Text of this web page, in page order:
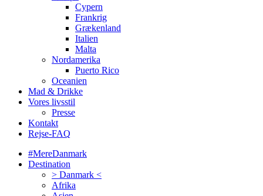
Cypern
Frankrig
Grækenland
Italien
Malta
Nordamerika
Puerto Rico
Oceanien
Mad & Drikke
Vores livsstil
Presse
Kontakt
Rejse-FAQ
#MereDanmark
Destination
> Danmark <
Afrika